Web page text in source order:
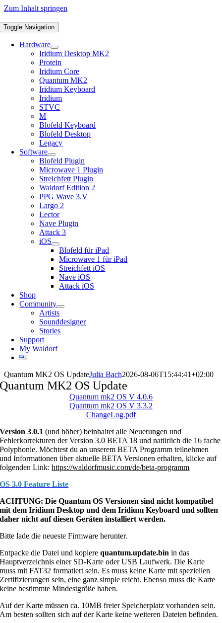
Zum Inhalt springen
Toggle Navigation
Hardware
Iridium Desktop MK2
Protein
Iridium Core
Quantum MK2
Iridium Keyboard
Iridium
STVC
M
Blofeld Keyboard
Blofeld Desktop
Legacy
Software
Blofeld Plugin
Microwave 1 Plugin
Streichfett Plugin
Waldorf Edition 2
PPG Wave 3.V
Largo 2
Lector
Nave Plugin
Attack 3
iOS
Blofeld für iPad
Microwave 1 für iPad
Streichfett iOS
Nave iOS
Attack iOS
Shop
Community
Artists
Sounddesigner
Stories
Support
My Waldorf
Quantum MK2 OS UpdateJulia Bach2026-08-06T15:44:41+02:00
Quantum MK2 OS Update
Quantum mk2 OS V 4.0.6
Quantum mk2 OS V 3.3.2
ChangeLog.pdf
Version 3.0.1 (und höher) beinhaltet alle Neuerungen und
Fehlerkorrekturen der Version 3.0 BETA 18 und natürlich die 16 fache
Polyphonie.Möchtest du an unserem BETA Programm teilnehmen
und Informationen über aktuelle BETA Versionen erhalten, klicke auf
folgenden Link:https://waldorfmusic.com/de/beta-programm
OS 3.0 Feature Liste
ACHTUNG: Die Quantum OS Versionen sind nicht kompatibel
mit dem Iridium Desktop und dem Iridium Keyboard und sollten
daher nicht auf diesen Geräten installiert werden.
Bitte lade die neueste Firmware herunter.
Entpacke die Datei und kopiere quantum.update.bin in das
Hauptverzeichnis einer SD-Karte oder USB Laufwerk. Die Karte
muss mit FAT32 formatiert sein. Es muss keine Karte mit speziellen
Zertifizierungen sein, eine ganz simple reicht. Ebenso muss die Karte
keine bestimmte Mindestgröße haben.
Auf der Karte müssen ca. 10MB freier Speicherplatz vorhanden sein.
Am besten sollten sich auf der Karte keine weiteren Dateien befinden.